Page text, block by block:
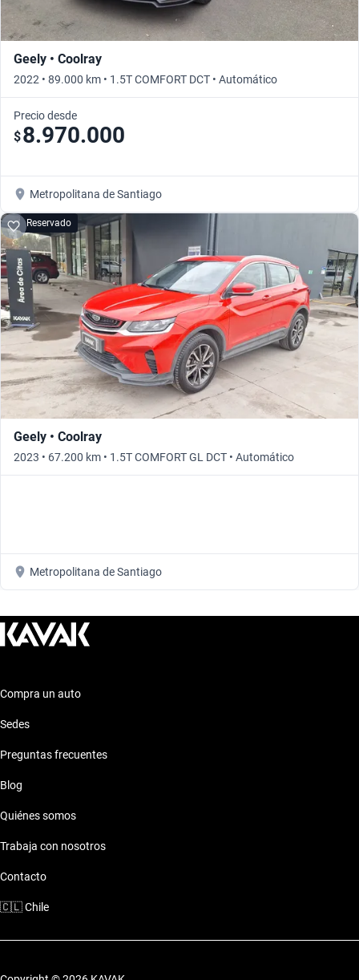
Geely • Coolray
2022 • 89.000 km • 1.5T COMFORT DCT • Automático
Precio desde
$8.970.000
Metropolitana de Santiago
Reservado
Geely • Coolray
2023 • 67.200 km • 1.5T COMFORT GL DCT • Automático
Metropolitana de Santiago
Compra un auto
Sedes
Preguntas frecuentes
Blog
Quiénes somos
Trabaja con nosotros
Contacto
🇨🇱Chile